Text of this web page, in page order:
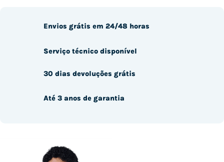
Envios grátis em 24/48 horas
Serviço técnico disponível
30 dias devoluções grátis
Até 3 anos de garantia